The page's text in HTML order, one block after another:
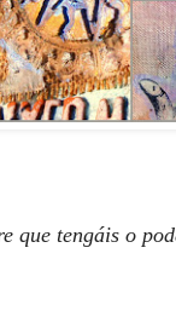
que tengáis o